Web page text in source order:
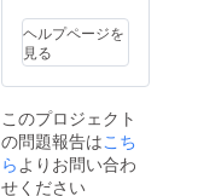
Youtub
e(動
画)・
SNS(In
m,Twitt
er,Face
book,Ti
kTok,no
ヘルプページを
見る
このプロジェクト
の問題報告はこち
ら よりお問い合わ
せください